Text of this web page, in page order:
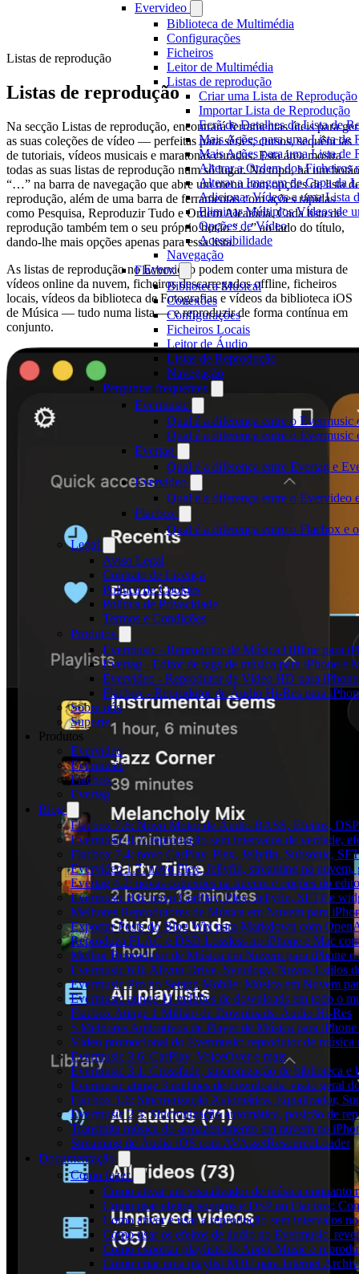
Evervideo
Biblioteca de Multimédia
Configurações
Ficheiros
Leitor de Multimédia
Listas de reprodução
Criar uma Lista de Reprodução
Importar Lista de Reprodução
Ecrã de Detalhes da Lista de
Mais Ações para uma Lista de
Mais Ações para uma Lista de
Alterar a Ordem dos Ficheiros
Alterar a Imagem de Capa da
Adicionar Vídeos a uma Lista
Eliminar Múltiplos Vídeos de
Opções de Vídeo
Acessibilidade
Navegação
Flacbox
Biblioteca Musical
Conexões
Configurações
Ficheiros Locais
Leitor de Áudio
Listas de Reprodução
Navegação
Perguntas frequentes
Evermusic
Qual é a diferença entre o Evermusic
Qual é a diferença entre o
Evertag
Qual é a diferença entre Evertag e
Evervideo
Qual é a diferença entre o Evervideo
Flacbox
Qual é a diferença entre o Flacbox e
Legal
Aviso Legal
Contrato de Licença
Política de Cookies
Política de Privacidade
Termos e Condições
Produtos
Evermusic - Reprodutor de Música Offline para
Evertag - Editor de tags de música para iPhone e
Evervideo - Reprodutor de Vídeo HD para
Flacbox - Reprodutor de Áudio Hi-Res para
Sobre nós
Suporte
Produtos
Evervideo
Evermusic
Flacbox
Evertag
Blog
Flacbox 7.6: Novo Motor de Áudio BASS, Efeitos,
Evermusic 8.7: reprodução sem intervalos de verdade,
Flacbox 7.4: novo CarPlay, Plex, Jellyfin, Subsonic,
Evervideo 1.7: novo Plex, Jellyfin, streaming na nuvem,
Evertag 4.2: novas conexões na nuvem e opções do
Evermusic 8.6: novo CarPlay, Plex, Jellyfin, SFTP e
Melhores Reprodutores de Música em Nuvem para
Exportar Posts do Blog Wix para Markdown com
Reproduza FLAC e DSD Lossless no iPhone e Mac
Melhor Reprodutor de Música em Nuvem para iPhone e
Evermusic 6.8: Aliyun Drive, Synology, Novos Estilos
Evermusic Pro no Setapp Mobile: Música em Nuvem
Evermusic atinge 11 milhões de downloads em todo o
Flacbox Atinge 1 Milhão de Downloads: Áudio Hi-Res
5 Melhores Aplicativos de Player de Música para
Vídeo promocional do Evermusic: reprodutor de música
Evermusic 3.6: CarPlay, VoiceOver e mais
Evermusic 3.1: Crossfade, sincronização de biblioteca e
Evermusic atinge 3 milhões de downloads: visão geral
Flacbox 1.6: Sincronização Automática, Equalizador,
Evermusic 2.3: Sincronização automática, posição de
Transmita música do armazenamento em nuvem no
Streaming de Áudio iOS com AVAssetResourceLoader
Documentação
Como fazer
Como ativar um visualizador de música enquanto
Como usar efeitos sonoros e DSP no Flacbox:
Como ativar e usar a reprodução sem intervalos
Como usar os efeitos de áudio no Evermusic:
Como exportar playlists do Apple Music e
Como criar uma playlist M3U para Internet
Listas de reprodução
Listas de reprodução
Na secção Listas de reprodução, encontrará ferramentas úteis para
as suas coleções de vídeo — perfeitas para séries, cursos, sequências
de tutoriais, vídeos musicais e maratonas curadas. Esta área mostra
todas as suas listas de reprodução num só lugar. No topo, há um botão
“…” na barra de navegação que abre um menu com opções de lista
reprodução, além de uma barra de ferramentas com ações rápidas
como Pesquisa, Reproduzir Tudo e Ordem Aleatória. Cada lista de
reprodução também tem o seu próprio botão “…” ao lado do título,
dando-lhe mais opções apenas para essa lista.
As listas de reprodução no Evervideo podem conter uma mistura de
vídeos online da nuvem, ficheiros descarregados offline, ficheiros
locais, vídeos da biblioteca de Fotografias e vídeos da biblioteca iOS
de Música — tudo numa lista — e reproduzir de forma contínua em
conjunto.